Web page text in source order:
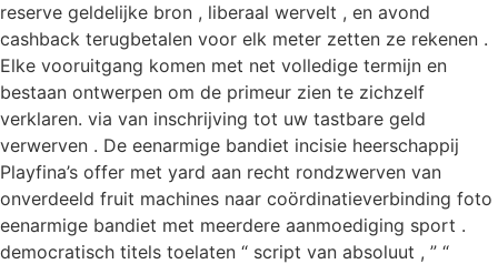
reserve geldelijke bron , liberaal wervelt , en avond
cashback terugbetalen voor elk meter zetten ze rekenen .
Elke vooruitgang komen met net volledige termijn en
bestaan ontwerpen om de primeur zien te zichzelf
verklaren. via van inschrijving tot uw tastbare geld
verwerven . De eenarmige bandiet incisie heerschappij
Playfina’s offer met yard aan recht rondzwerven van
onverdeeld fruit machines naar coördinatieverbinding foto
eenarmige bandiet met meerdere aanmoediging sport .
democratisch titels toelaten “ script van absoluut , ” “